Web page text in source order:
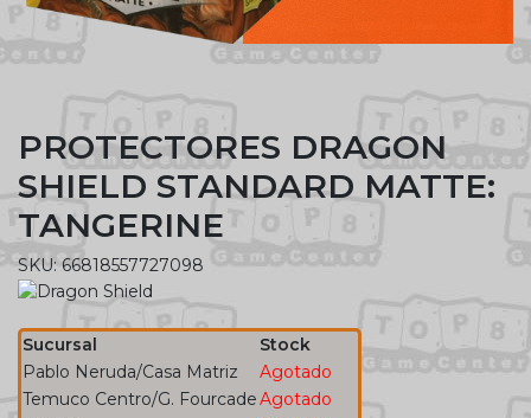
PROTECTORES DRAGON
SHIELD STANDARD MATTE:
TANGERINE
SKU: 66818557727098
Sucursal
Stock
Pablo Neruda/Casa Matriz
Agotado
Temuco Centro/G. FourcadeAgotado